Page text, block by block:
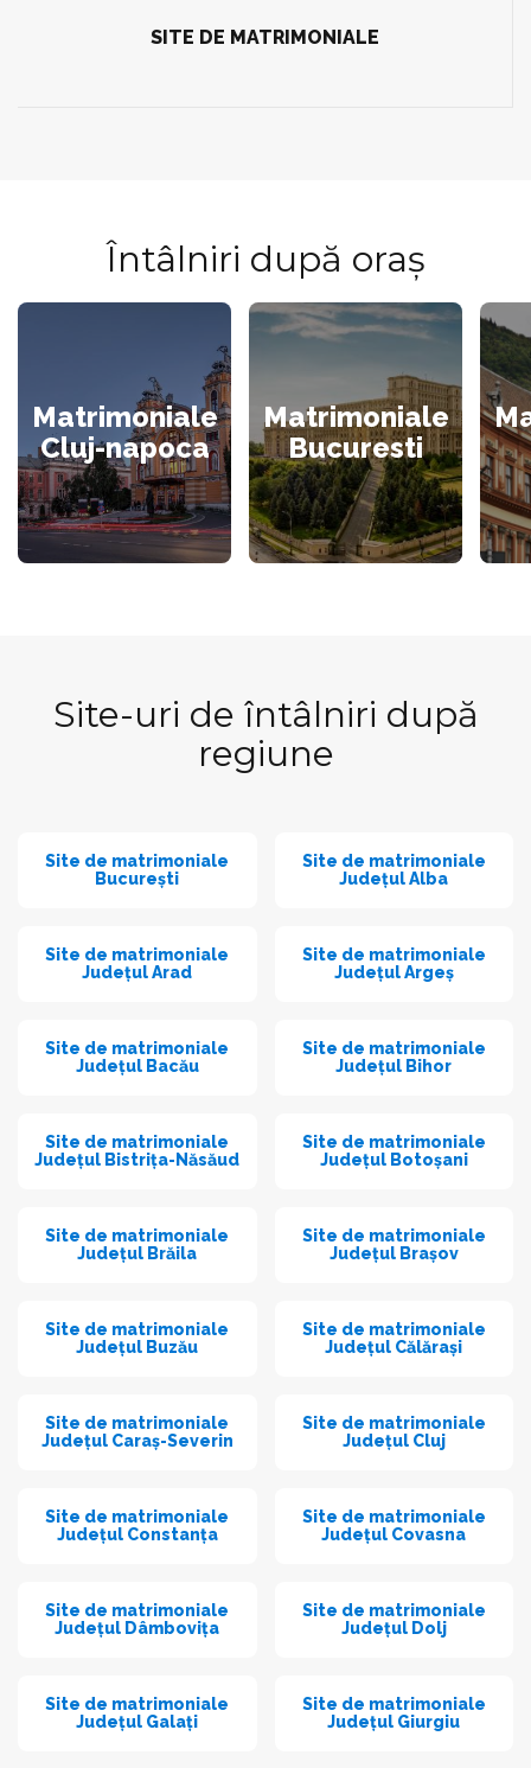
SITE DE MATRIMONIALE
Întâlniri după oraș
Matrimoniale
Cluj-napoca
Matrimoniale
Bucuresti
Site-uri de întâlniri după
regiune
Site de matrimoniale
București
Site de matrimoniale
Județul Alba
Site de matrimoniale
Județul Arad
Site de matrimoniale
Județul Argeș
Site de matrimoniale
Județul Bacău
Site de matrimoniale
Județul Bihor
Site de matrimoniale
Județul Bistrița-Năsăud
Site de matrimoniale
Județul Botoșani
Site de matrimoniale
Județul Brăila
Site de matrimoniale
Județul Brașov
Site de matrimoniale
Județul Buzău
Site de matrimoniale
Județul Călărași
Site de matrimoniale
Județul Caraș-Severin
Site de matrimoniale
Județul Cluj
Site de matrimoniale
Județul Constanța
Site de matrimoniale
Județul Covasna
Site de matrimoniale
Județul Dâmbovița
Site de matrimoniale
Județul Dolj
Site de matrimoniale
Județul Galați
Site de matrimoniale
Județul Giurgiu